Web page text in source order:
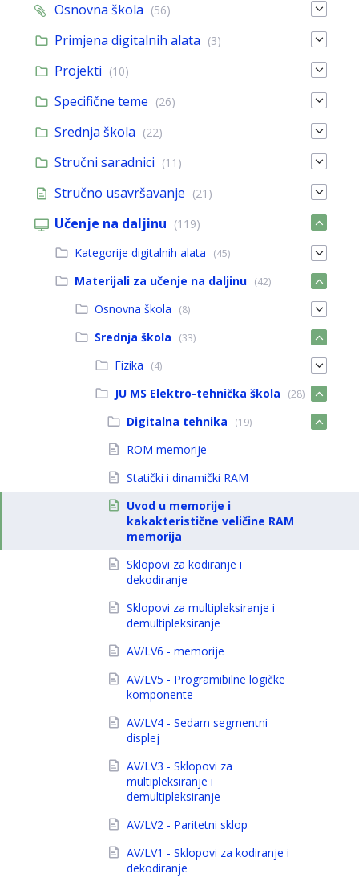
Osnovna škola (56)
Primjena digitalnih alata (3)
Projekti (10)
Specifične teme (26)
Srednja škola (22)
Stručni saradnici (11)
Stručno usavršavanje (21)
Učenje na daljinu (119)
Kategorije digitalnih alata
(45)
Materijali za učenje na daljinu (42)
Osnovna škola (8)
Srednja škola (33)
Fizika (4)
JU MS Elektro-tehnička škola (28)
Digitalna tehnika (19)
ROM memorije
Statički i dinamički RAM
Uvod u memorije i
kakakteristične veličine RAM
memorija
Sklopovi za kodiranje i
dekodiranje
Sklopovi za multipleksiranje i
demultipleksiranje
AV/LV6 - memorije
AV/LV5 - Programibilne logičke
komponente
AV/LV4 - Sedam segmentni
displej
AV/LV3 - Sklopovi za
multipleksiranje i
demultipleksiranje
AV/LV2 - Paritetni sklop
AV/LV1 - Sklopovi za kodiranje i
dekodiranje